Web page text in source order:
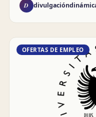
D
OFERTAS DE EMPLEO